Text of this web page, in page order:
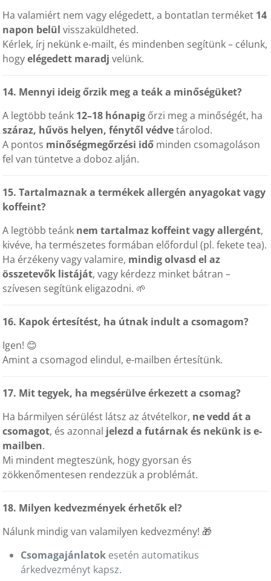
Ha valamiért nem vagy elégedett, a bontatlan terméket 14
napon belül visszaküldheted.
Kérlek, írj nekünk e-mailt, és mindenben segítünk – célunk,
hogyelégedett maradj velünk.
14. Mennyi ideig őrzik meg a teák a minőségüket?
A legtöbb teánk 12–18 hónapig őrzi meg a minőségét, ha
száraz, hűvös helyen, fénytől védvetárolod.
A pontos minőségmegőrzési idő minden csomagoláson
fel van tüntetve a doboz alján.
15. Tartalmaznak a termékek allergén anyagokat vagy
koffeint?
A legtöbb teánk nem tartalmaz koffeint vagy allergént,
kivéve, ha természetes formában előfordul (pl. fekete tea).
Ha érzékeny vagy valamire, mindig olvasd el az
összetevők listáját, vagy kérdezz minket bátran –
szívesen segítünk eligazodni. 🌱
16. Kapok értesítést, ha útnak indult a csomagom?
Igen! 😊
Amint a csomagod elindul, e-mailben értesítünk.
17. Mit tegyek, ha megsérülve érkezett a csomag?
Ha bármilyen sérülést látsz az átvételkor, ne vedd át a
csomagot, és azonnal jelezd a futárnak és nekünk is e-
mailben.
Mi mindent megteszünk, hogy gyorsan és
zökkenőmentesen rendezzük a problémát.
18. Milyen kedvezmények érhetők el?
Nálunk mindig van valamilyen kedvezmény! 🎁
Csomagajánlatok esetén automatikus
árkedvezményt kapsz.